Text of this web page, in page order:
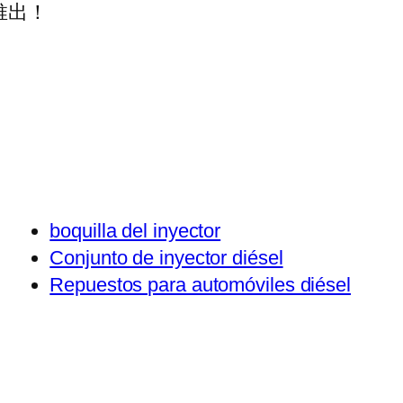
！
boquilla del inyector
Conjunto de inyector diésel
Repuestos para automóviles diésel